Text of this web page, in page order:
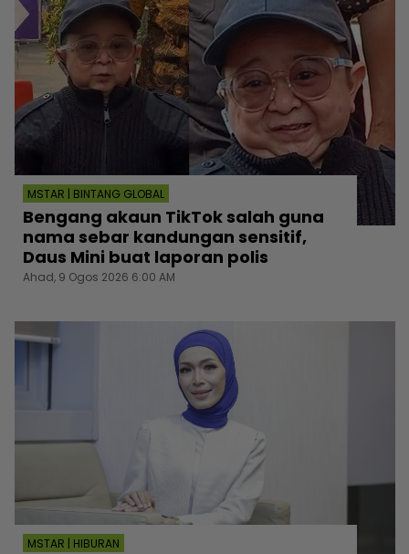
MSTAR | BINTANG GLOBAL
Bengang akaun TikTok salah guna
nama sebar kandungan sensitif,
Daus Mini buat laporan polis
Ahad, 9 Ogos 2026 6:00 AM
MSTAR | HIBURAN